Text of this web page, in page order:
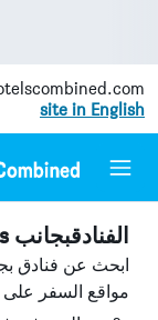
site in English
الفنادقبجانب Hillarys Boat Harbour, Hillarys
مواقع السفر على HotelsCombined وقارن بينها ووفّر.